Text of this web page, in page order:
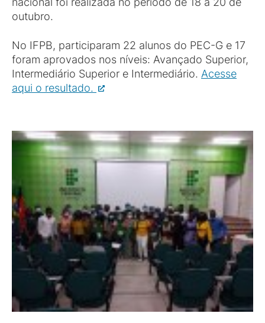
outubro.
No IFPB, participaram 22 alunos do PEC-G e 17
foram aprovados nos níveis: Avançado Superior,
Intermediário Superior e Intermediário. Acesse
aqui o resultado.